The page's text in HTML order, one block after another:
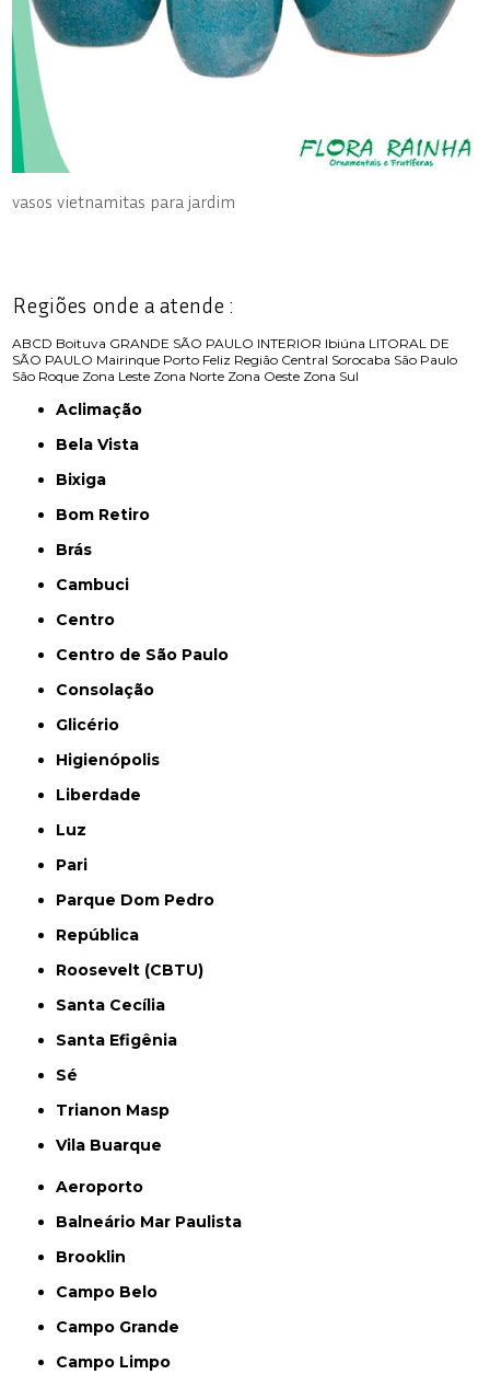
vasos vietnamitas para jardim
Regiões onde a atende :
ABCD Boituva GRANDE SÃO PAULO INTERIOR Ibiúna LITORAL DE
SÃO PAULO Mairinque Porto Feliz Região Central Sorocaba São Paulo
São Roque Zona Leste Zona Norte Zona Oeste Zona Sul
Aclimação
Bela Vista
Bixiga
Bom Retiro
Brás
Cambuci
Centro
Centro de São Paulo
Consolação
Glicério
Higienópolis
Liberdade
Luz
Pari
Parque Dom Pedro
República
Roosevelt (CBTU)
Santa Cecília
Santa Efigênia
Sé
Trianon Masp
Vila Buarque
Aeroporto
Balneário Mar Paulista
Brooklin
Campo Belo
Campo Grande
Campo Limpo